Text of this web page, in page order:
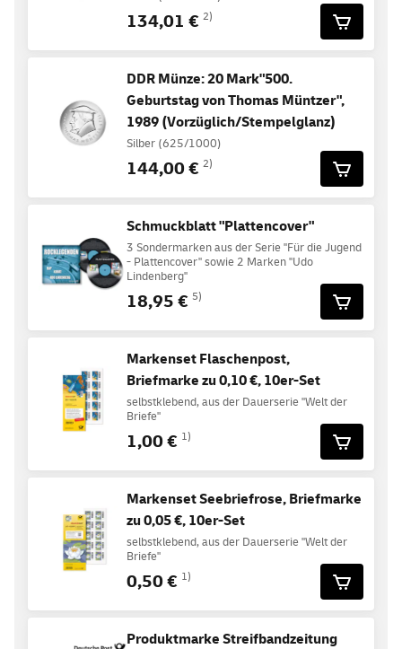
134,01 € 2)
DDR Münze: 20 Mark"500.
Geburtstag von Thomas Müntzer",
1989 (Vorzüglich/Stempelglanz)
Silber (625/1000)
144,00 € 2)
Schmuckblatt "Plattencover"
3 Sondermarken aus der Serie "Für die Jugend
- Plattencover" sowie 2 Marken "Udo
Lindenberg"
18,95 € 5)
Markenset Flaschenpost,
Briefmarke zu 0,10 €, 10er-Set
selbstklebend, aus der Dauerserie "Welt der
Briefe"
1,00 € 1)
Markenset Seebriefrose, Briefmarke
zu 0,05 €, 10er-Set
selbstklebend, aus der Dauerserie "Welt der
Briefe"
0,50 € 1)
Produktmarke Streifbandzeitung